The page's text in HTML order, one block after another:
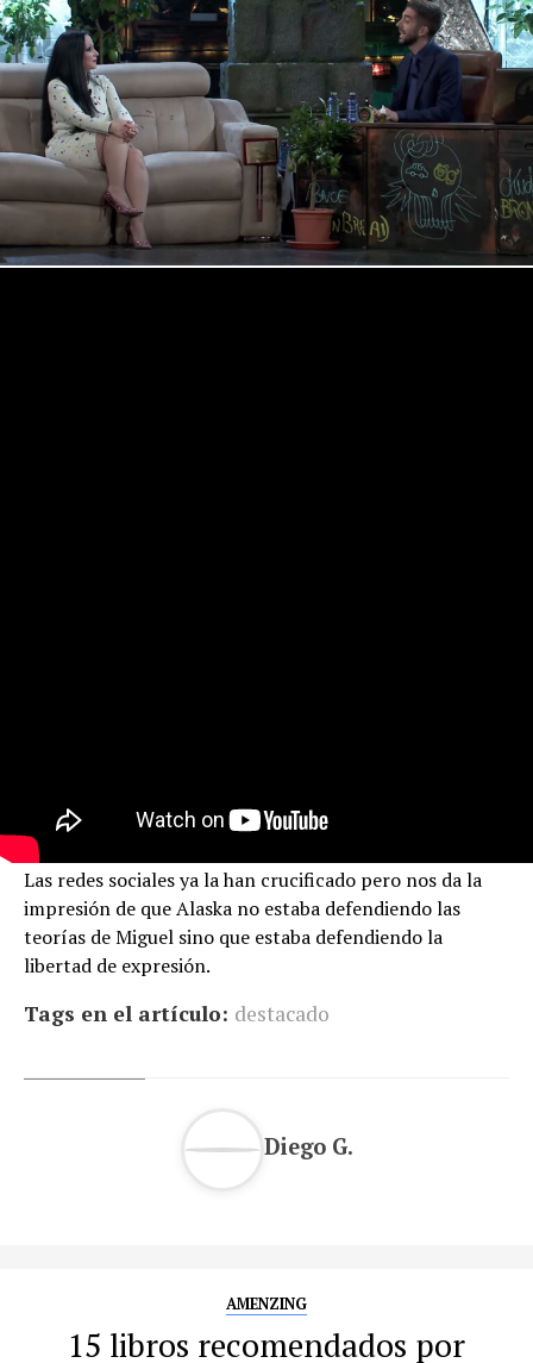
Las redes sociales ya la han crucificado pero nos da la
impresión de que Alaska no estaba defendiendo las
teorías de Miguel sino que estaba defendiendo la
libertad de expresión.
Tags en el artículo: destacado
Diego G.
AMENZING
15 libros recomendados por